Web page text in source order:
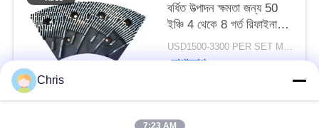
বর্ধিত উত্পাদন ক্ষমতা জন্য 50
ইঞ্চি 4 থেকে 8 গর্ত রিফাইনার
স্ট্যাটর এবং রটার
USD1500-3300 PER SET MOQ:১টি সেট
যোগাযোগ
Chris
7:23 AM